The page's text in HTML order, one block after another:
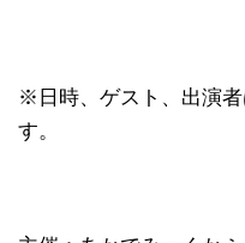
※日時、ゲスト、出演
す。